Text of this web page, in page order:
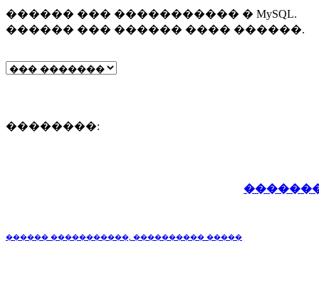
������ ��� ����������� � MySQL.
������ ��� ������ ���� ������.
��������:
������ �����������, ���������� �����